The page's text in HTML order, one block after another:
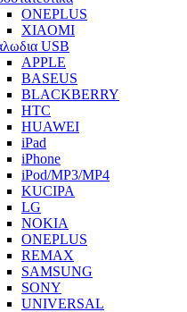
ONEPLUS
XIAOMI
USB
APPLE
BASEUS
BLACKBERRY
HTC
HUAWEI
iPad
iPhone
iPod/MP3/MP4
KUCIPA
LG
NOKIA
ONEPLUS
REMAX
SAMSUNG
SONY
UNIVERSAL